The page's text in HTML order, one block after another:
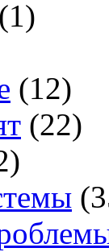
(1)
(12)
(22)